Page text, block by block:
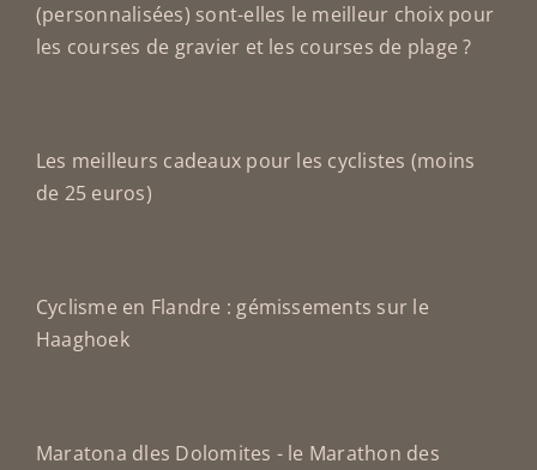
(personnalisées) sont-elles le meilleur choix pour
les courses de gravier et les courses de plage ?
Les meilleurs cadeaux pour les cyclistes (moins
de 25 euros)
Cyclisme en Flandre : gémissements sur le
Haaghoek
Maratona dles Dolomites - le Marathon des